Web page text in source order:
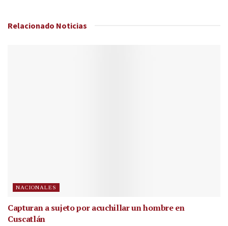
Relacionado Noticias
NACIONALES
Capturan a sujeto por acuchillar un hombre en
Cuscatlán